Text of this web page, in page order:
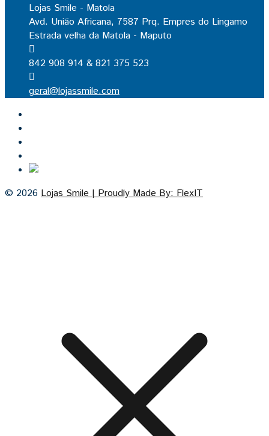
Lojas Smile - Matola
Avd. União Africana, 7587 Prq. Empres do Lingamo
Estrada velha da Matola - Maputo
842 908 914 & 821 375 523
geral@lojassmile.com
© 2026 Lojas Smile | Proudly Made By: FlexIT